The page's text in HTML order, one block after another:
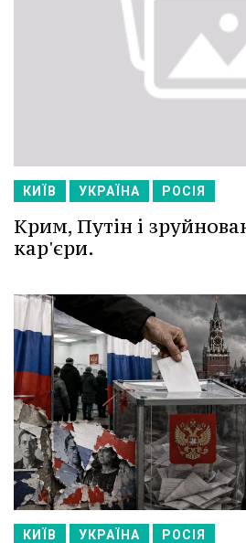
КИЇВ УКРАЇНА РОСІЯ
Крим, Путін і
кар'єри.
КИЇВ УКРАЇНА РОСІЯ